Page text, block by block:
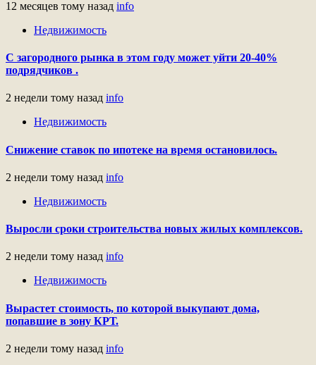
12 месяцев тому назад info
Недвижимость
С загородного рынка в этом году может уйти 20-40%
подрядчиков .
2 недели тому назад info
Недвижимость
Снижение ставок по ипотеке на время остановилось.
2 недели тому назад info
Недвижимость
Выросли сроки строительства новых жилых комплексов.
2 недели тому назад info
Недвижимость
Вырастет стоимость, по которой выкупают дома,
попавшие в зону КРТ.
2 недели тому назад info